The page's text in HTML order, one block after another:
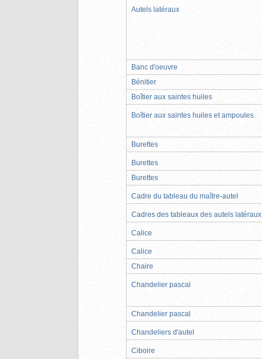
Autels latéraux
Banc d'oeuvre
Bénitier
Boîtier aux saintes huiles
Boîtier aux saintes huiles et ampoules
Burettes
Burettes
Burettes
Cadre du tableau du maître-autel
Cadres des tableaux des autels latéraux
Calice
Calice
Chaire
Chandelier pascal
Chandelier pascal
Chandeliers d'autel
Ciboire